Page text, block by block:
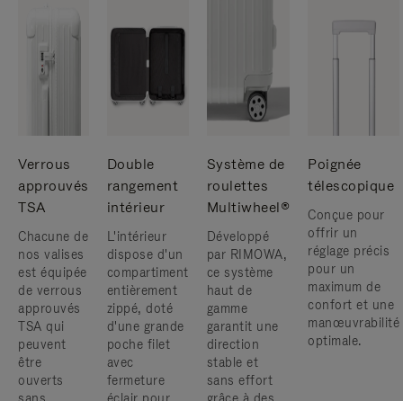
Verrous
approuvés
TSA
Chacune de
nos valises
est équipée
de verrous
approuvés
TSA qui
peuvent
être
ouverts
Double
rangement
intérieur
L'intérieur
dispose d'un
compartiment
entièrement
zippé, doté
d'une grande
poche filet
avec
fermeture
Système de
roulettes
Multiwheel®
Développé
par RIMOWA,
ce système
haut de
gamme
garantit une
direction
stable et
sans effort
Poignée
télescopique
Conçue pour
offrir un
réglage précis
pour un
maximum de
confort et une
manœuvrabilité
optimale.